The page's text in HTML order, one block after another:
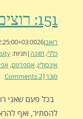
151: רוצים להשמין? שתו דיאט!
ראובן26 באוקטובר 2011
כללי, תזונה |תגיות:
אינסולין, אספרטם,
סוכר|
2 Comments
בכל פעם שאני
להסתיר, ואף